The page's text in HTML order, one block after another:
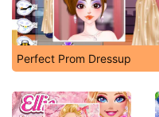
Perfect Prom Dressup